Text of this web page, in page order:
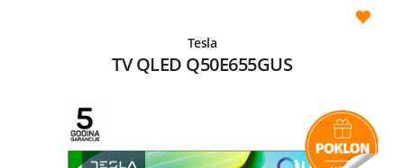
Tesla
TV QLED Q50E655GUS